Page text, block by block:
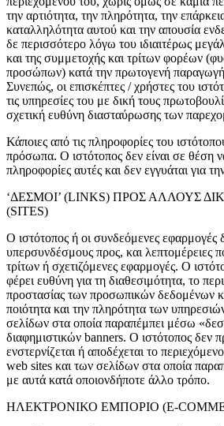
την αρτιότητα, την πληρότητα, την
καταλληλότητα αυτού και την απουσία
δε περισσότερο λόγω του ιδιαιτέρως
και της συμμετοχής και τρίτων φορέων
προσώπων) κατά την πρωτογενή
Συνεπώς, οι επισκέπτες / χρήστες του
τις υπηρεσίες του με δική τους
σχετική ευθύνη διασταύρωσης των
Κάποιες από τις πληροφορίες του
πρόσωπα. Ο ιστότοπος δεν είναι σε θέση
πληροφορίες αυτές και δεν εγγυάται για
‘ΔΕΣΜΟΙ’ (LINKS) ΠΡΟΣ ΑΛΛΟΥΣ
(SITES)
Ο ιστότοπος ή οι συνδεόμενες εφαρμογές
υπερσυνδέσμους προς, και λεπτομέρειες
τρίτων ή σχετιζόμενες εφαρμογές. Ο
φέρει ευθύνη για τη διαθεσιμότητα, το
προστασίας των προσωπικών δεδομένων
ποιότητα και την πληρότητα των
σελίδων στα οποία παραπέμπει μέσω
διαφημιστικών banners. Ο ιστότοπος δεν
ενστερνίζεται ή αποδέχεται το
web sites και των σελίδων στα οποία
με αυτά κατά οποιονδήποτε άλλο τρόπο.
ΗΛΕΚΤΡΟΝΙΚΟ ΕΜΠΟΡΙΟ (E-